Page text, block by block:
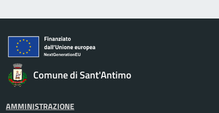
Comune di Sant'Antimo
AMMINISTRAZIONE